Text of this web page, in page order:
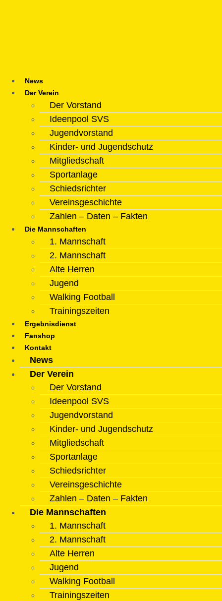
News
Der Verein
Der Vorstand
Ideenpool SVS
Jugendvorstand
Kinder- und Jugendschutz
Mitgliedschaft
Sportanlage
Schiedsrichter
Vereinsgeschichte
Zahlen – Daten – Fakten
Die Mannschaften
1. Mannschaft
2. Mannschaft
Alte Herren
Jugend
Walking Football
Trainingszeiten
Ergebnisdienst
Fanshop
Kontakt
News
Der Verein
Der Vorstand
Ideenpool SVS
Jugendvorstand
Kinder- und Jugendschutz
Mitgliedschaft
Sportanlage
Schiedsrichter
Vereinsgeschichte
Zahlen – Daten – Fakten
Die Mannschaften
1. Mannschaft
2. Mannschaft
Alte Herren
Jugend
Walking Football
Trainingszeiten